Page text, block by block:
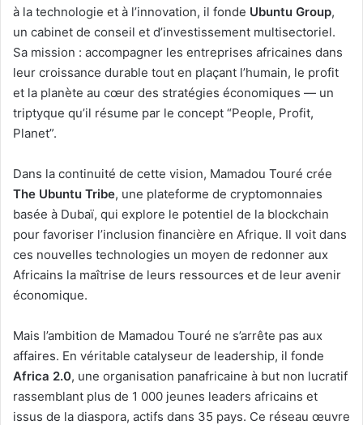
à la technologie et à l’innovation, il fonde Ubuntu Group,
un cabinet de conseil et d’investissement multisectoriel.
Sa mission : accompagner les entreprises africaines dans
leur croissance durable tout en plaçant l’humain, le profit
et la planète au cœur des stratégies économiques — un
triptyque qu’il résume par le concept “People, Profit,
Planet”.
Dans la continuité de cette vision, Mamadou Touré crée
The Ubuntu Tribe, une plateforme de cryptomonnaies
basée à Dubaï, qui explore le potentiel de la blockchain
pour favoriser l’inclusion financière en Afrique. Il voit dans
ces nouvelles technologies un moyen de redonner aux
Africains la maîtrise de leurs ressources et de leur avenir
économique.
Mais l’ambition de Mamadou Touré ne s’arrête pas aux
affaires. En véritable catalyseur de leadership, il fonde
Africa 2.0, une organisation panafricaine à but non lucratif
rassemblant plus de 1 000 jeunes leaders africains et
issus de la diaspora, actifs dans 35 pays. Ce réseau œuvre